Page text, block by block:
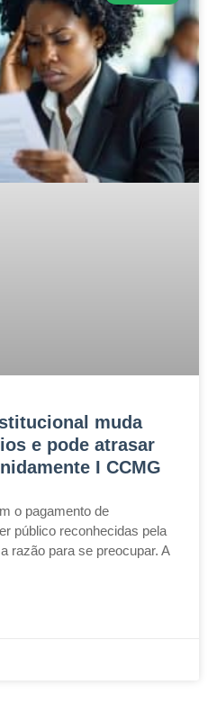
muda
e pode atrasar
I CCMG
o pagamento de
público reconhecidas pela
razão para se preocupar. A